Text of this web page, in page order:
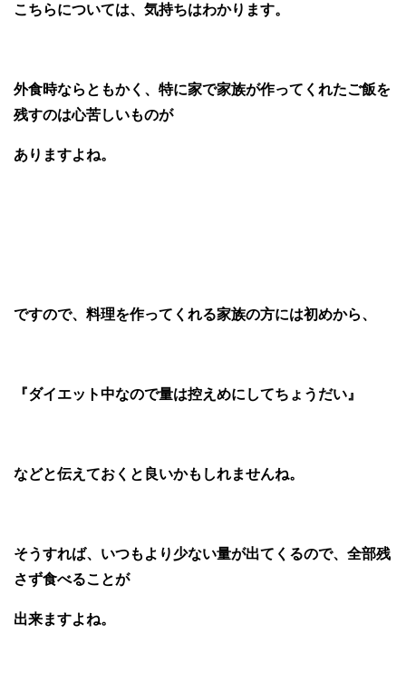
こちらについては、気持ちはわかります。
外食時ならともかく、特に家で家族が作ってくれたご飯を
残すのは心苦しいものが
ありますよね。
ですので、料理を作ってくれる家族の方には初めから、
『ダイエット中なので量は控えめにしてちょうだい』
などと伝えておくと良いかもしれませんね。
そうすれば、いつもより少ない量が出てくるので、 全部残
さず食べることが
出来ますよね。